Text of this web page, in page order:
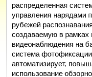
распределенная
управления нарядами
рубежей
создаваемую в рамках
видеонаблюдения на
система
автоматизирует,
использование